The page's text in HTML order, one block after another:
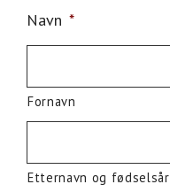
Navn *
Fornavn
Etternavn og fødselsår